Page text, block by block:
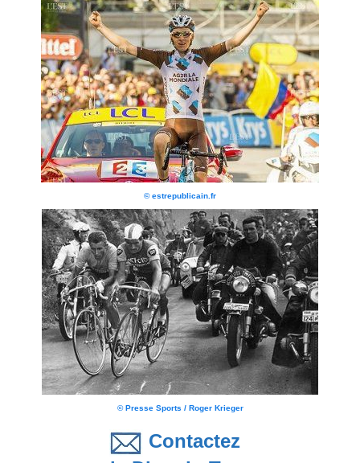
© estrepublicain.fr
© Presse Sports / Roger Krieger
Contactez